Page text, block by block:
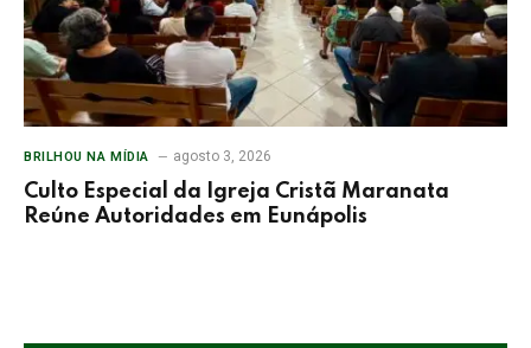
BRILHOU NA MÍDIA agosto 3, 2026
Culto Especial da Igreja Cristã Maranata
Reúne Autoridades em Eunápolis